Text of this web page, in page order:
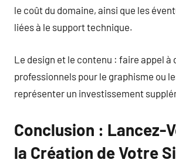
le coût du domaine, ainsi que les
liées à le support technique.
Le design et le contenu : faire appel à
professionnels pour le graphisme ou
représenter un investissement
Conclusion : Lancez-
la Création de Votre